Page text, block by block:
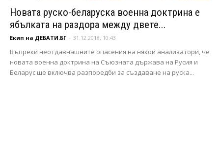
Новата руско-беларуска военна доктрина е
ябълката на раздора между двете...
Екип на ДЕБАТИ.БГ - 31.12.2018, 10:43
Въпреки неотдавнашните опасения на някои анализатори, че
новата военна доктрина на Съюзната държава на Русия и
Беларус ще включва разпоредби за създаване на руска...